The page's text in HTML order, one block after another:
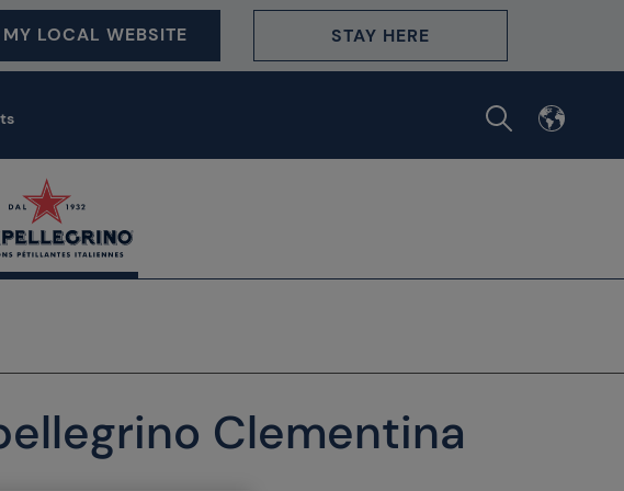
LOCAL WEBSITE STAY HERE
Clementina